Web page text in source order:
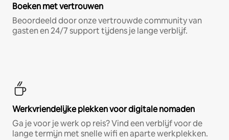
Boeken met vertrouwen
Beoordeeld door onze vertrouwde community van
gasten en 24/7 support tijdens je lange verblijf.
Werkvriendelijke plekken voor digitale nomaden
Ga je voor je werk op reis? Vind een verblijf voor de
lange termijn met snelle wifi en aparte werkplekken.